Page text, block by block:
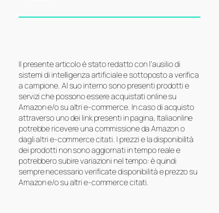
Il presente articolo è stato redatto con l’ausilio di
sistemi di intelligenza artificiale e sottoposto a verifica
a campione. Al suo interno sono presenti prodotti e
servizi che possono essere acquistati online su
Amazon e/o su altri e-commerce. In caso di acquisto
attraverso uno dei link presenti in pagina, Italiaonline
potrebbe ricevere una commissione da Amazon o
dagli altri e-commerce citati. I prezzi e la disponibilità
dei prodotti non sono aggiornati in tempo reale e
potrebbero subire variazioni nel tempo: è quindi
sempre necessario verificate disponibilità e prezzo su
Amazon e/o su altri e-commerce citati.